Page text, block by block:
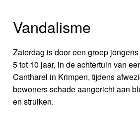
Vandalisme
Zaterdag is door een groep
5 tot 10 jaar, in de achtertuin van
Cantharel in Krimpen, tijdens
bewoners schade aangericht aan
en struiken.